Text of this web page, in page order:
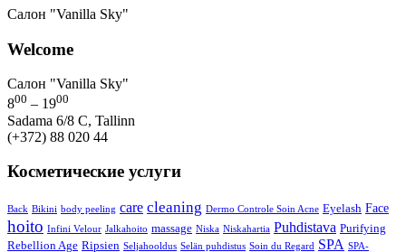
Салон "Vanilla Sky"
Welcome
Салон "Vanilla Sky"
800 – 1900
Sadama 6/8 C, Tallinn
(+372) 88 020 44
Косметические услуги
Back Bikini body peeling care cleaning Dermo Controle Soin Acne Eyelash Face
hoito Infini Velour Jalkahoito massage Niska Niskahartia Puhdistava Purifying
Rebellion Age Ripsien Seljahooldus Selän puhdistus Soin du Regard SPA SPA-